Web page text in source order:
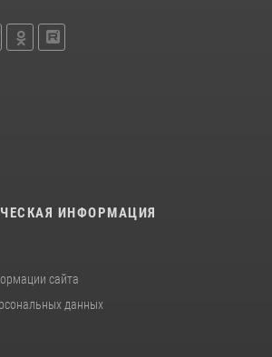
ИНФОРМАЦИЯ
сайта
данных